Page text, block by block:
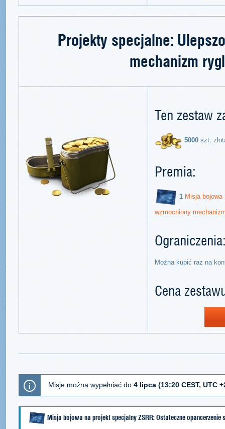
Projekty specjalne:
mechanizm
Ten zestaw
5000 szt.
Premia:
1 Misja
wzmocniony
Można kupić raz na
Cena
Misje można wypełniać do 4 lipca (13:20 CEST, UTC
Misja bojowa na projekt specjalny ZSRR: Ostateczne opancerzenie